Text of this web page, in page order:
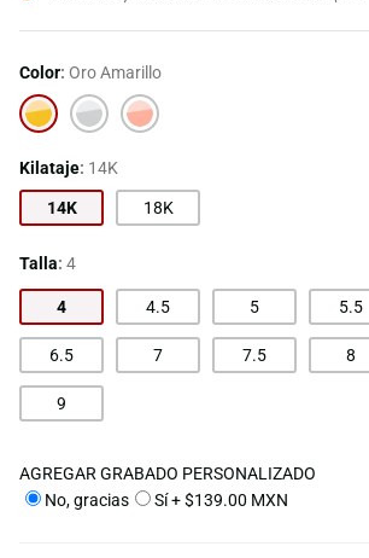
Color Oro Amarillo
Oro
Amarillo
Oro
Blanco
Oro
Rosa
Kilataje 14K
14K 18K
Talla 4
4 4.5 5 5.5
6.5 7 7.5 8
9
AGREGAR GRABADO PERSONALIZADO
No, gracias
Sí + $139.00 MXN